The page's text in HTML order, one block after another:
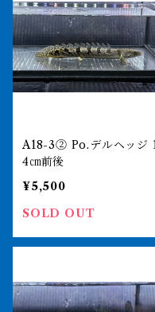
A18-3② Po.デルヘッジ 1
4㎝前後
¥5,500
SOLD OUT